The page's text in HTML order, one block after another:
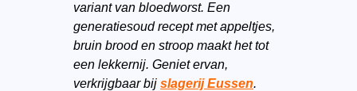
variant van bloedworst. Een
generatiesoud recept met appeltjes,
bruin brood en stroop maakt het tot
een lekkernij. Geniet ervan,
verkrijgbaar bij slagerij Eussen.